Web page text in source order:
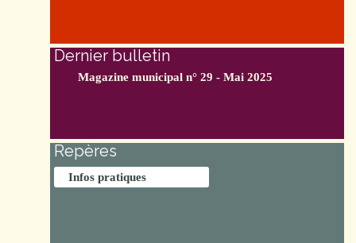
Dernier bulletin
Magazine municipal n° 29 - Mai 2025
Repères
Infos pratiques